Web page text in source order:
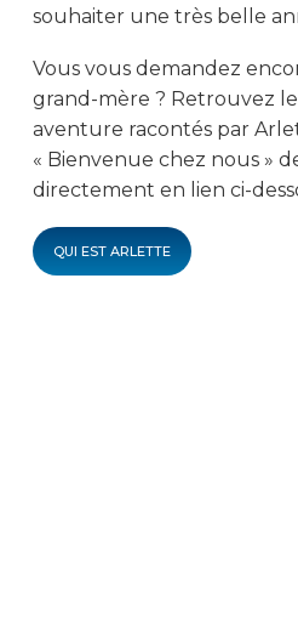
souhaiter une très belle
Vous vous demandez
grand-mère ? Retrouvez
aventure racontés par
« Bienvenue chez nous »
directement en lien ci-
QUI EST ARLETTE